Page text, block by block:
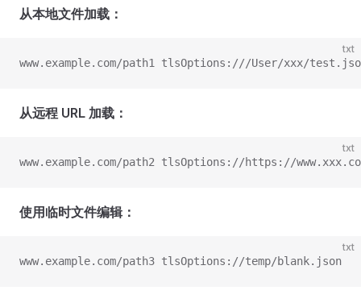
从本地文件加载：
txt
www.example.com/path1 tlsOptions:///User/xxx/
从远程 URL 加载：
txt
www.example.com/path2 tlsOptions://https://
使用临时文件编辑：
txt
www.example.com/path3 tlsOptions://temp/blank.json